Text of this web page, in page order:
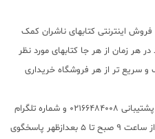
اینترنتی کتابهای ناشران کمک
هر زمان از هر جا کتابهای مورد نظر
و سریع تر از هر فروشگاه خریداری
برای پیگیری سفارشات تهران شماره تلفن پشتیبانی 02166484008 و شماره تلگرام
یا واتس اپ 09203472622 می باشد که از ساعت 9 صبح تا 5 بعدازظهر پاسخگوی